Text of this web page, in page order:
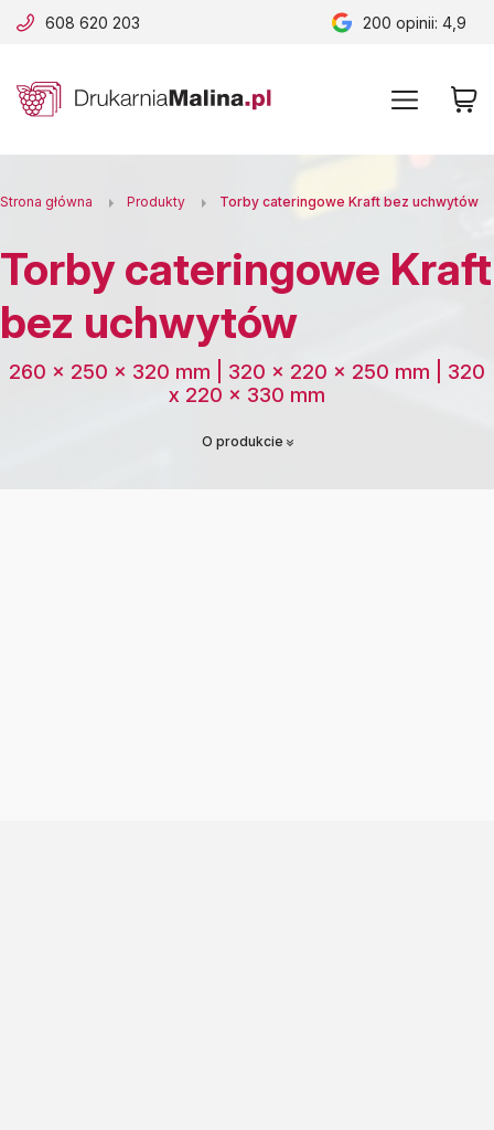
608 620 203 200 opinii: 4,9
Strona główna Produkty Torby cateringowe Kraft bez uchwytów
Torby cateringowe Kraft
bez uchwytów
260 x 250 x 320 mm | 320 x 220 x 250 mm | 320
x 220 x 330 mm
O produkcie